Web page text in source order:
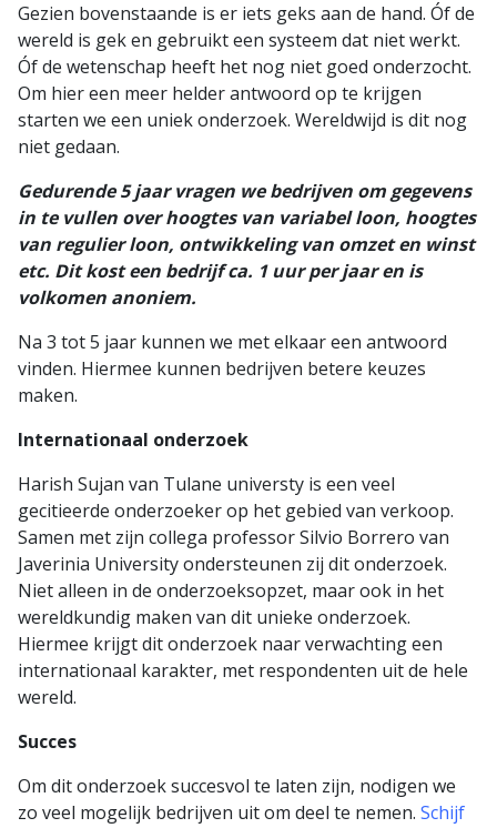
Gezien bovenstaande is er iets geks aan de hand. Óf de
wereld is gek en gebruikt een systeem dat niet werkt.
Óf de wetenschap heeft het nog niet goed onderzocht.
Om hier een meer helder antwoord op te krijgen
starten we een uniek onderzoek. Wereldwijd is dit nog
niet gedaan.
Gedurende 5 jaar vragen we bedrijven om gegevens
in te vullen over hoogtes van variabel loon, hoogtes
van regulier loon, ontwikkeling van omzet en winst
etc. Dit kost een bedrijf ca. 1 uur per jaar en is
volkomen anoniem.
Na 3 tot 5 jaar kunnen we met elkaar een antwoord
vinden. Hiermee kunnen bedrijven betere keuzes
maken.
Internationaal onderzoek
Harish Sujan van Tulane universty is een veel
gecitieerde onderzoeker op het gebied van verkoop.
Samen met zijn collega professor Silvio Borrero van
Javerinia University ondersteunen zij dit onderzoek.
Niet alleen in de onderzoeksopzet, maar ook in het
wereldkundig maken van dit unieke onderzoek.
Hiermee krijgt dit onderzoek naar verwachting een
internationaal karakter, met respondenten uit de hele
wereld.
Succes
Om dit onderzoek succesvol te laten zijn, nodigen we
zo veel mogelijk bedrijven uit om deel te nemen. Schijf